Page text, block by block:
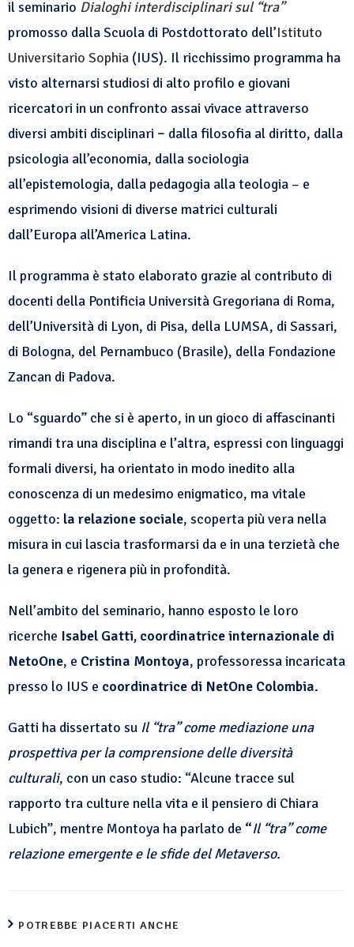
il seminario Dialoghi interdisciplinari sul “tra”
promosso dalla Scuola di Postdottorato dell’Istituto
Universitario Sophia (IUS). Il ricchissimo programma ha
visto alternarsi studiosi di alto profilo e giovani
ricercatori in un confronto assai vivace attraverso
diversi ambiti disciplinari − dalla filosofia al diritto, dalla
psicologia all’economia, dalla sociologia
all’epistemologia, dalla pedagogia alla teologia – e
esprimendo visioni di diverse matrici culturali
dall’Europa all’America Latina.
Il programma è stato elaborato grazie al contributo di
docenti della Pontificia Università Gregoriana di Roma,
dell’Università di Lyon, di Pisa, della LUMSA, di Sassari,
di Bologna, del Pernambuco (Brasile), della Fondazione
Zancan di Padova.
Lo “sguardo” che si è aperto, in un gioco di affascinanti
rimandi tra una disciplina e l’altra, espressi con linguaggi
formali diversi, ha orientato in modo inedito alla
conoscenza di un medesimo enigmatico, ma vitale
oggetto: la relazione sociale, scoperta più vera nella
misura in cui lascia trasformarsi da e in una terzietà che
la genera e rigenera più in profondità.
Nell’ambito del seminario, hanno esposto le loro
ricerche Isabel Gatti, coordinatrice internazionale di
NetoOne, e Cristina Montoya, professoressa incaricata
presso lo IUS e coordinatrice di NetOne Colombia.
Gatti ha dissertato su Il “tra” come mediazione una
prospettiva per la comprensione delle diversità
culturali, con un caso studio: “Alcune tracce sul
rapporto tra culture nella vita e il pensiero di Chiara
Lubich”, mentre Montoya ha parlato de “Il “tra” come
relazione emergente e le sfide del Metaverso.
POTREBBE PIACERTI ANCHE